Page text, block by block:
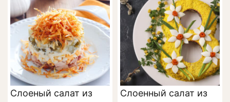
Слоеный салат из
Слоенный салат из